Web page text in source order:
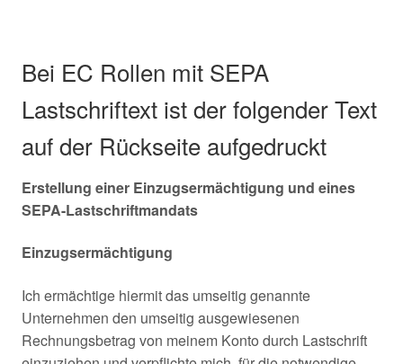
Bei EC Rollen mit SEPA
Lastschriftext ist der folgender Text
auf der Rückseite aufgedruckt
Erstellung einer Einzugsermächtigung und eines
SEPA-Lastschriftmandats
Einzugsermächtigung
Ich ermächtige hiermit das umseitig genannte
Unternehmen den umseitig ausgewiesenen
Rechnungsbetrag von meinem Konto durch Lastschrift